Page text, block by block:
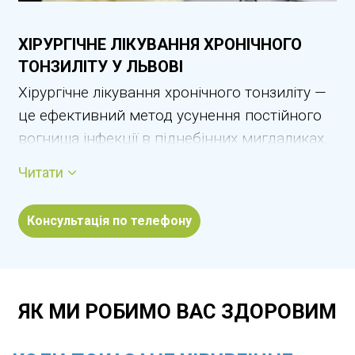
ХІРУРГІЧНЕ ЛІКУВАННЯ ХРОНІЧНОГО
ТОНЗИЛІТУ У ЛЬВОВІ
Хірургічне лікування хронічного тонзиліту —
це ефективний метод усунення постійного
вогнища інфекції в піднебінних мигдаликах,
мигдалики втрачають захисну функцію та
стають джерелом бактерій, що може
Оперативне втручання дозволяє зменшити
частоту загострень, усунути біль у горлі та
Читати
Консультація по телефону
ЯК МИ РОБИМО ВАС ЗДОРОВИМ